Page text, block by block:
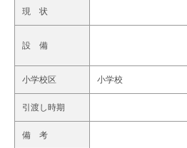
現 状
設 備
小学校区 小学校
引渡し時期
備 考